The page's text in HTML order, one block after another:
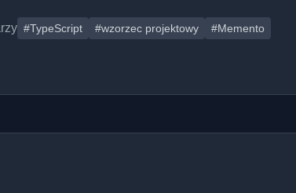
#TypeScript #wzorzec projektowy #Memento